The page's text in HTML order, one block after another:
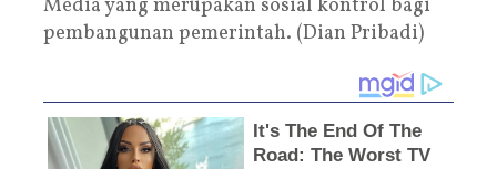
Media yang merupakan sosial kontrol bagi
pembangunan pemerintah. (Dian Pribadi)